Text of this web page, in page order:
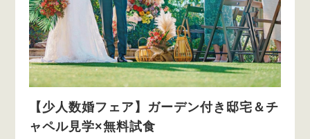
【少人数婚フェア】ガーデン付き邸宅＆チ
ャペル見学×無料試食